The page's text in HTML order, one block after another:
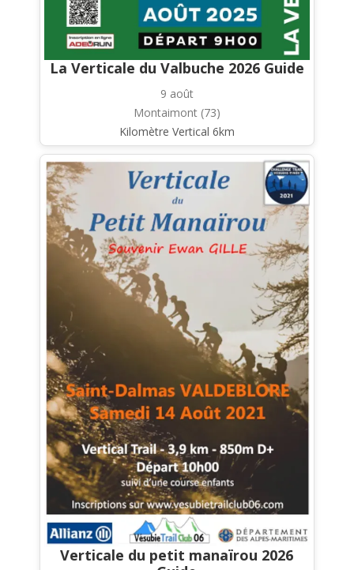
La Verticale du Valbuche 2026 Guide
9 août
Montaimont (73)
Kilomètre Vertical 6km
Verticale du petit manaïrou 2026